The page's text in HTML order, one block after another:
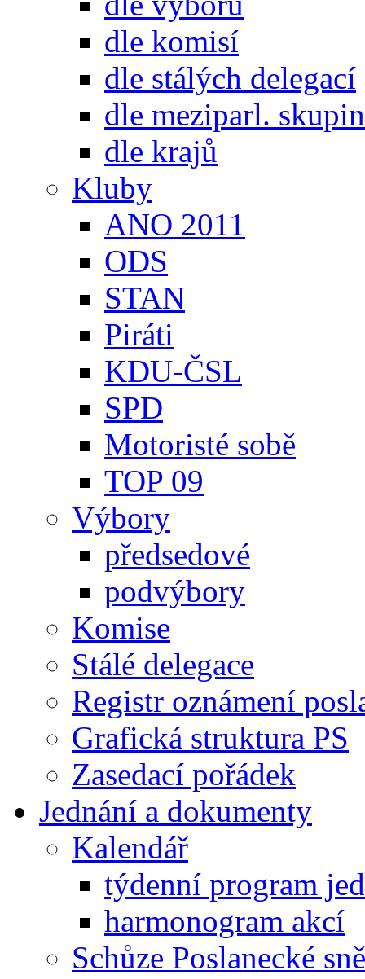
dle komisí
dle stálých delegací
dle meziparl. skupin
dle krajů
Kluby
ANO 2011
ODS
STAN
Piráti
KDU-ČSL
SPD
Motoristé sobě
TOP 09
Výbory
předsedové
podvýbory
Komise
Stálé delegace
Registr oznámení
Grafická struktura PS
Zasedací pořádek
Jednání a dokumenty
Kalendář
týdenní program
harmonogram akcí
Schůze Poslanecké